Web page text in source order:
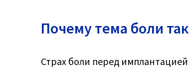
Почему тема боли
Страх боли перед